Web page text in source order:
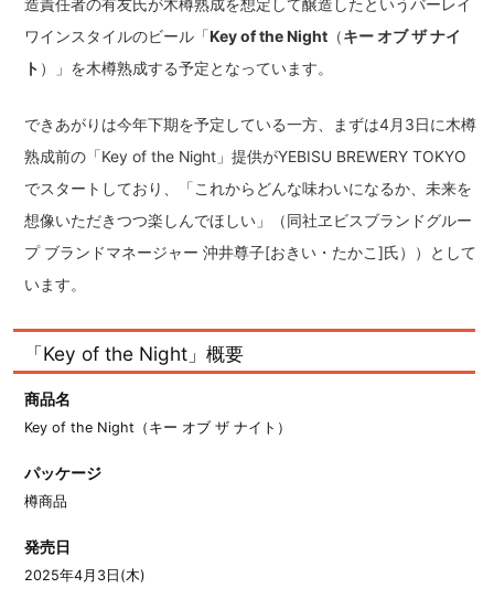
造責任者の有友氏が木樽熟成を想定して醸造したというバーレイ
ワインスタイルのビール「Key of the Night （キー オブ ザ ナイ
ト ）」を木樽熟成する予定となっています。
できあがりは今年下期を予定している一方、まずは4月3日に木樽
熟成前の「Key of the Night」提供がYEBISU BREWERY TOKYO
でスタートしており、「これからどんな味わいになるか、未来を
想像いただきつつ楽しんでほしい」（同社ヱビスブランドグルー
プ ブランドマネージャー 沖井尊子[おきい・たかこ]氏））として
います。
「Key of the Night」概要
商品名
Key of the Night（キー オブ ザ ナイト）
パッケージ
樽商品
発売日
2025年4月3日(木)